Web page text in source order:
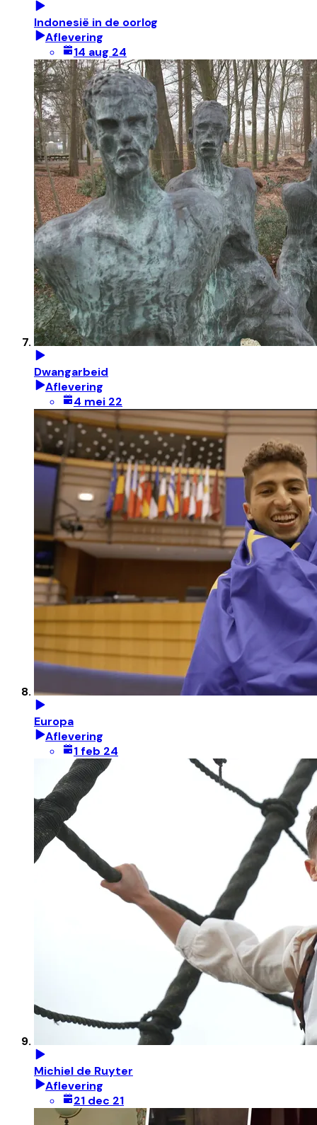
Indonesië in de oorlog
Aflevering
14 aug 24
Dwangarbeid
Aflevering
4 mei 22
Europa
Aflevering
1 feb 24
Michiel de Ruyter
Aflevering
21 dec 21